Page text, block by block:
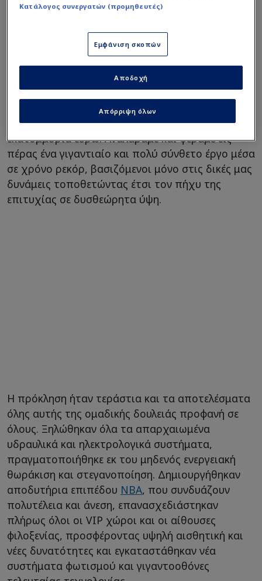
«Δύο μέρες έχουν απομείνει για την έναρξη του
καλύτερου από άποψη διοργάνωσης F4 στην
ιστορία της Ευρωλίγκα. Με πολλή περηφάνια
παραδώσαμε μία εγκατάσταση πρότυπο, ένα
σημείο αναφοράς παγκοσμίως, συντηρημένο,
ανακαινισμένο και πλήρως αναβαθμισμένο με
δικά μας έξοδα τα οποία έχουν ήδη υπερβεί τα 35
εκατομμύρια ευρώ. Αναλάβαμε και φέραμε εις
πέρας ένα γιγαντιαίο και πολύ σύνθετο έργο μέσα
σε χρόνο ρεκόρ, βασιζόμενοι μόνο στις δικές μας
δυνάμεις τοποθετώντας έτσι τον πήχυ της
επιτυχίας σε δυσθεώρητα ύψη.
Η πρόκληση ήταν τεράστια και τα αποτελέσματα
όλης αυτής της ομαδικής δουλειάς προφανή σε
όλους. Ξηλώθηκαν όλα τα απαρχαιωμένα
υδραυλικά και ηλεκτρολογικά συστήματα,
πραγματοποιήθηκε εκ του μηδενός ενεργειακή
θωράκιση και στεγανοποίηση. Δημιουργήθηκαν
αποδυτήρια επιπέδου NBA, που συνδυάζουν
πολυτέλεια και άνεση, επανασχεδιάστηκαν
πλήρως όλοι οι VIP χώροι και οι αίθουσες
φιλοξενίας, προσφέροντας υψηλή αισθητική και
νέες δυνατότητες και εγκαταστάθηκαν νέα
συστήματα φωτισμού και γιγαντοοθόνες
Κατάλογος συνεργατών (προμηθευτές)
Εμφάνιση σκοπών
Απόρριψη όλων
Αποδοχή